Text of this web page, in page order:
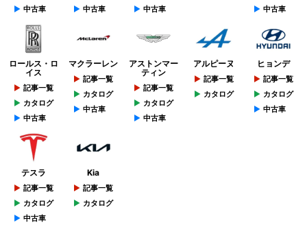
中古車
中古車
中古車
中古車
ロールス・ロ
イス
記事一覧
カタログ
中古車
マクラーレン
記事一覧
カタログ
中古車
アストンマー
ティン
記事一覧
カタログ
中古車
アルピーヌ
記事一覧
カタログ
ヒョンデ
記事一覧
カタログ
中古車
テスラ
記事一覧
カタログ
中古車
Kia
記事一覧
カタログ